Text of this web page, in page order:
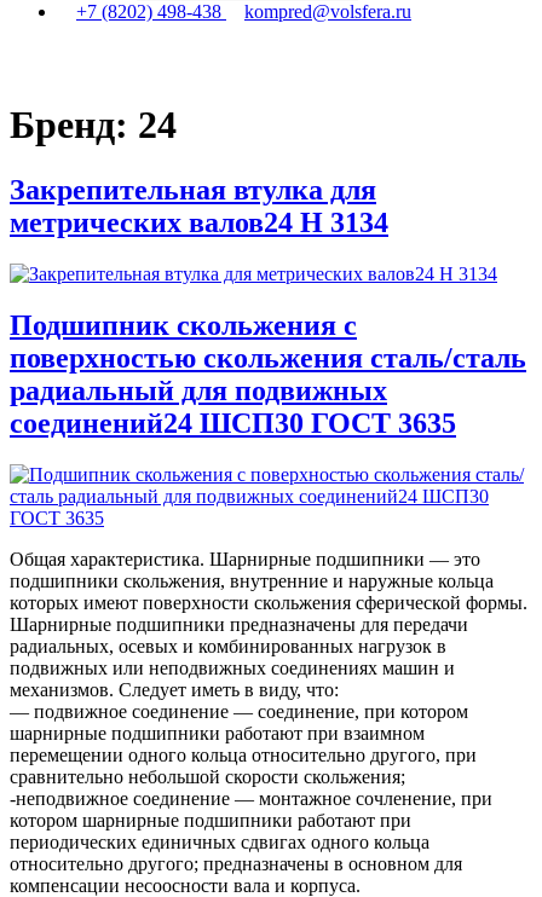
+7 (8202) 498-438
kompred@volsfera.ru
Бренд: 24
Закрепительная втулка для
метрических валов24 H 3134
Подшипник скольжения с
поверхностью скольжения сталь/сталь
радиальный для подвижных
соединений24 ШСП30 ГОСТ 3635
Общая характеристика. Шарнирные подшипники — это
подшипники скольжения, внутренние и наружные кольца
которых имеют поверхности скольжения сферической формы.
Шарнирные подшипники предназначены для передачи
радиальных, осевых и комбинированных нагрузок в
подвижных или неподвижных соединениях машин и
механизмов. Следует иметь в виду, что:
— подвижное соединение — соединение, при котором
шарнирные подшипники работают при взаимном
перемещении одного кольца относительно другого, при
сравнительно небольшой скорости скольжения;
-неподвижное соединение — монтажное сочленение, при
котором шарнирные подшипники работают при
периодических единичных сдвигах одного кольца
относительно другого; предназначены в основном для
компенсации несоосности вала и корпуса.